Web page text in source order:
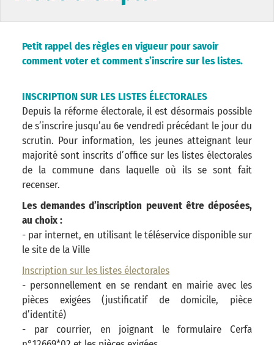
Petit rappel des règles en vigueur pour savoir
comment voter et comment s’inscrire sur les listes.
INSCRIPTION SUR LES LISTES ÉLECTORALES
Depuis la réforme électorale, il est désormais possible
de s’inscrire jusqu’au 6e vendredi précédant le jour du
scrutin. Pour information, les jeunes atteignant leur
majorité sont inscrits d’office sur les listes électorales
de la commune dans laquelle où ils se sont fait
recenser.
Les demandes d’inscription peuvent être déposées,
au choix :
- par internet, en utilisant le téléservice disponible sur
le site de la Ville
Inscription sur les listes électorales
- personnellement en se rendant en mairie avec les
pièces exigées (justificatif de domicile, pièce
d’identité)
- par courrier, en joignant le formulaire Cerfa